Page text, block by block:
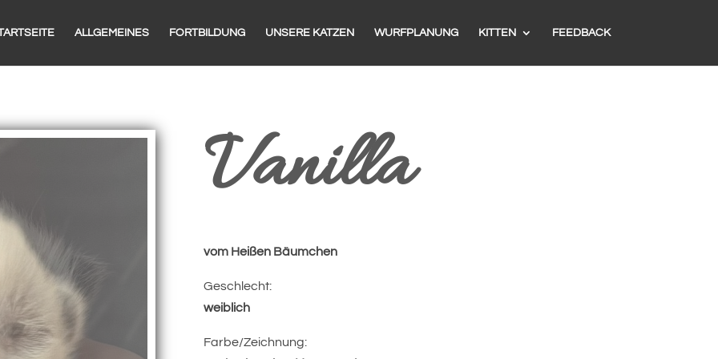
ALLGEMEINES FORTBILDUNG UNSERE KATZEN WURFPLANUNG KITTEN FEEDBACK
Vanilla
vom Heißen Bäumchen
Geschlecht:
weiblich
Farbe/Zeichnung: